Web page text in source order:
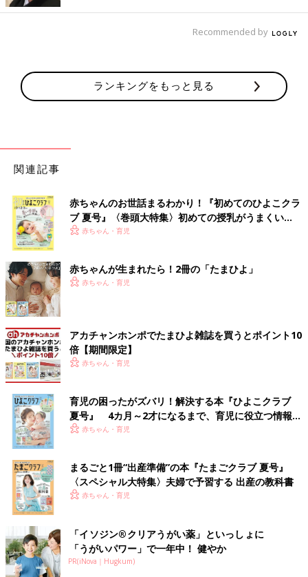
Recommended by
ランキングをもっと見る
関連記事
赤ちゃんのお世話まるわかり！『初めてのひよこクラ
ブ 夏号』〈巻頭大特集〉初めての授乳がうまくい
く！ おっぱい・ミルクの基本と夏のトラブル 解決テ
赤ちゃん・育児
赤ちゃんが生まれたら！2冊の「たまひよ」
赤ちゃん・育児
アカチャンホンポでたまひよ雑誌を買うとポイント10
倍【期間限定】
赤ちゃん・育児
育児の困ったがズバリ！解決する本『ひよこクラブ
夏号』 4カ月～2才になるまで、育児に役立つ情報が
いっぱい！
赤ちゃん・育児
まるごと1冊“出産準備”の本『たまごクラブ 夏号』
〈スペシャル大特集〉夫婦で予習する 出産の教科書
赤ちゃん・育児
「イソジン®クリアうがい薬」といっしょに
「うがいパワー」で一年中！ 健やか
PR(iNova｜Hugkum)